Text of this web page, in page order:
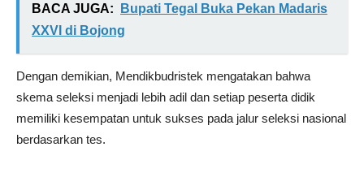
BACA JUGA:
Bupati Tegal Buka Pekan Madaris
XXVI di Bojong
Dengan demikian, Mendikbudristek mengatakan bahwa
skema seleksi menjadi lebih adil dan setiap peserta didik
memiliki kesempatan untuk sukses pada jalur seleksi nasional
berdasarkan tes.